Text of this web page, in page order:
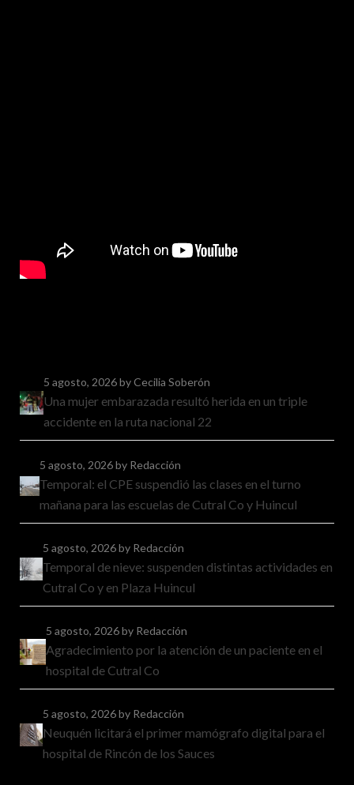
5 agosto, 2026by Cecilia Soberón
Una mujer embarazada resultó herida en un triple
accidente en la ruta nacional 22
5 agosto, 2026by Redacción
Temporal: el CPE suspendió las clases en el turno
mañana para las escuelas de Cutral Co y Huincul
5 agosto, 2026by Redacción
Temporal de nieve: suspenden distintas actividades en
Cutral Co y en Plaza Huincul
5 agosto, 2026by Redacción
Agradecimiento por la atención de un paciente en el
hospital de Cutral Co
5 agosto, 2026by Redacción
Neuquén licitará el primer mamógrafo digital para el
hospital de Rincón de los Sauces